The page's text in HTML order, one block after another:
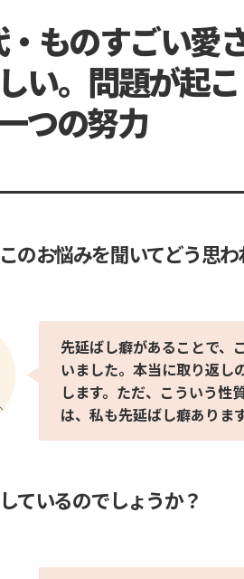
ものすごい愛
い。問題が起
つの努力
のお悩みを聞いてどう思わ
先延ばし癖があることで、
いました。本当に取り返し
します。ただ、こういう性
は、私も先延ばし癖ありま
ているのでしょうか？